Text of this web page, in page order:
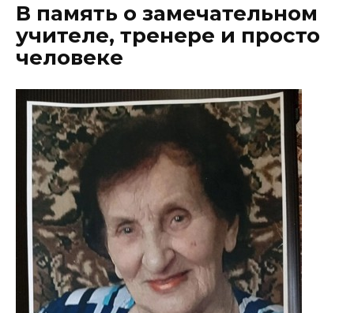
В память о замечательном
учителе, тренере и просто
человеке